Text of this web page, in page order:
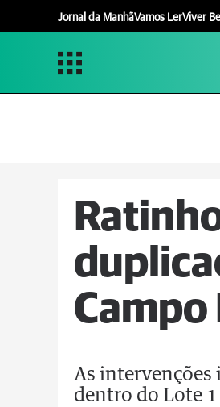
Jornal da ManhãVamos LerViver
Campo
As intervenções
dentro do Lote